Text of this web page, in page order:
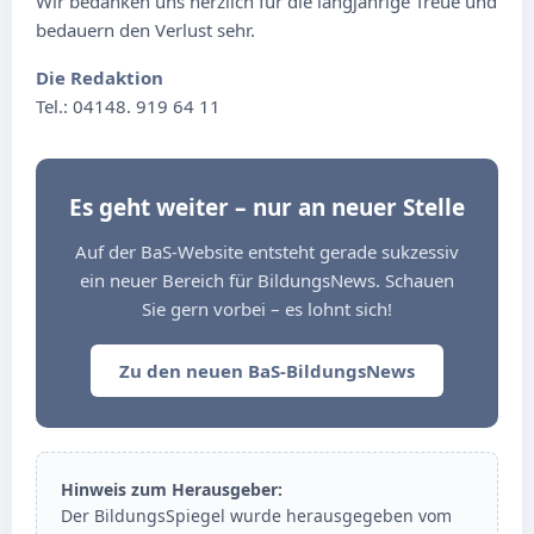
bedauern den Verlust sehr.
Die Redaktion
Tel.: 04148. 919 64 11
Es geht weiter – nur an neuer Stelle
Auf der BaS-Website entsteht gerade sukzessiv
ein neuer Bereich für BildungsNews. Schauen
Sie gern vorbei – es lohnt sich!
Zu den neuen BaS-BildungsNews
Hinweis zum Herausgeber:
Der BildungsSpiegel wurde herausgegeben vom